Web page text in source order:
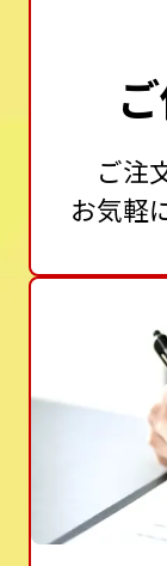
ご注
お気軽